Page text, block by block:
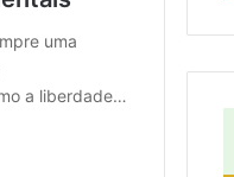
uma
a liberdade…